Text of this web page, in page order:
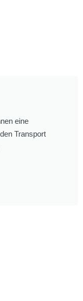
eine
Transport